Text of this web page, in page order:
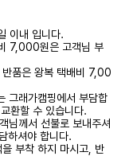
이내 입니다.
7,000원은 고객님 부
품은 왕복 택배비 7,00
그래가캠핑에서 부담합
환할 수 있습니다.
님께서 선불로 보내주셔
하셔야 합니다.
부착 하지 마시고, 반